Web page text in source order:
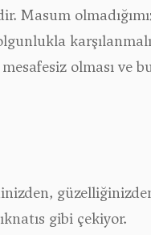
Masum
olması ve
gibi çekiyor.